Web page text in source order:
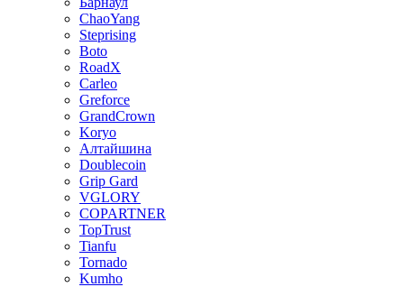
ChaoYang
Steprising
Boto
RoadX
Carleo
Greforce
GrandCrown
Koryo
Алтайшина
Doublecoin
Grip Gard
VGLORY
COPARTNER
TopTrust
Tianfu
Tornado
Kumho